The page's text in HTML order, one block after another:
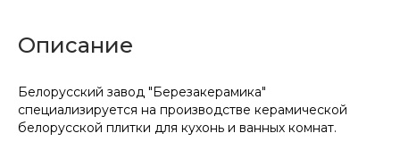
Описание
Белорусский завод "Березакерамика"
специализируется на производстве керамической
белорусской плитки для кухонь и ванных комнат.